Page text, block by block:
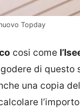
Topday
cosi come
di questo
una copia